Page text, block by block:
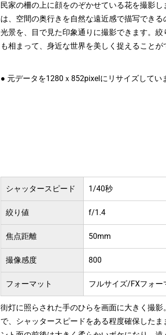
民家の柵の上に顔をのぞかせている花を撮影
は、空間の奥行きを自然な遠近感で描写でき
光景を、目で見た印象通りに撮影できます。
も相まって、身近な世界を美しく捉えることが
● 元データを1280ｘ852pixelにリサイズしてい
シャッタースピード 1/40秒
絞り値 f/1.4
焦点距離 50mm
撮像感度 800
フォーマット フルサイズ/FXフォー
街灯に照らされた手のひらを画面に大きく撮影
で、シャッタースピードをある程度確保した